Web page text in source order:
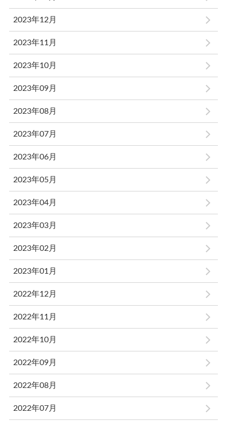
2023年12月
2023年11月
2023年10月
2023年09月
2023年08月
2023年07月
2023年06月
2023年05月
2023年04月
2023年03月
2023年02月
2023年01月
2022年12月
2022年11月
2022年10月
2022年09月
2022年08月
2022年07月